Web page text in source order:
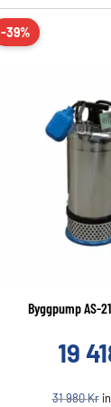
-39%
Byggpump AS-
19
31 980Kr